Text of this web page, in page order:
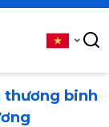
thương binh